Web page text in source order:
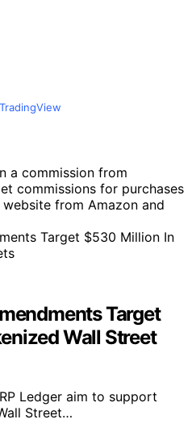
a commission from
commissions for purchases
from Amazon and
Target
Wall Street
Ledger aim to support
Street…